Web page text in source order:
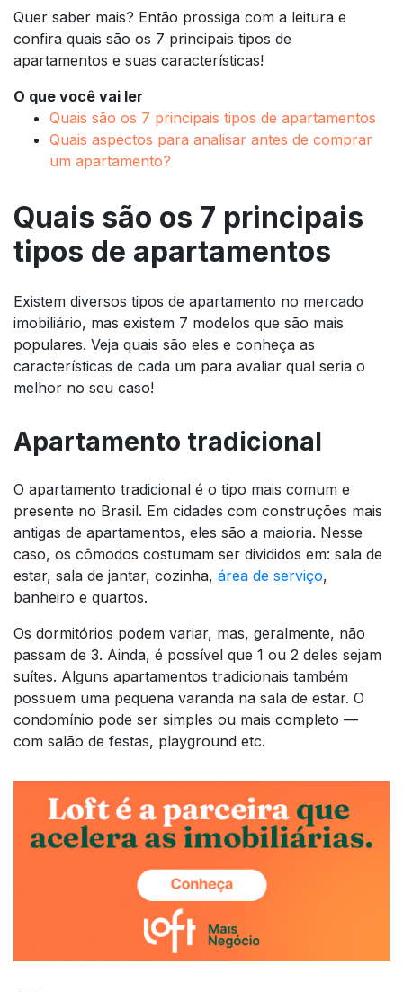
Quer saber mais? Então prossiga com a leitura e
confira quais são os 7 principais tipos de
apartamentos e suas características!
O que você vai ler
Quais são os 7 principais tipos de apartamentos
Quais aspectos para analisar antes de comprar
um apartamento?
Quais são os 7 principais
tipos de apartamentos
Existem diversos tipos de apartamento no mercado
imobiliário, mas existem 7 modelos que são mais
populares. Veja quais são eles e conheça as
características de cada um para avaliar qual seria o
melhor no seu caso!
Apartamento tradicional
O apartamento tradicional é o tipo mais comum e
presente no Brasil. Em cidades com construções mais
antigas de apartamentos, eles são a maioria. Nesse
caso, os cômodos costumam ser divididos em: sala de
estar, sala de jantar, cozinha, área de serviço,
banheiro e quartos.
Os dormitórios podem variar, mas, geralmente, não
passam de 3. Ainda, é possível que 1 ou 2 deles sejam
suítes. Alguns apartamentos tradicionais também
possuem uma pequena varanda na sala de estar. O
condomínio pode ser simples ou mais completo —
com salão de festas, playground etc.